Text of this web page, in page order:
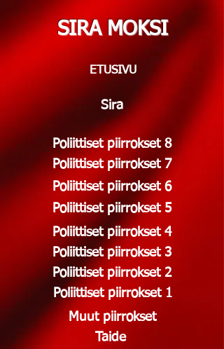
SIRA MOKSI
ETUSIVU
Sira
Poliittiset piirrokset 8
Poliittiset piirrokset 7
Poliittiset piirrokset 6
Poliittiset piirrokset 5
Poliittiset piirrokset 4
Poliittiset piirrokset 3
Poliittiset piirrokset 2
Poliittiset piirrokset 1
Muut piirrokset
Taide